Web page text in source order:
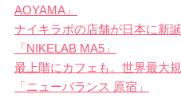
AOYAMA」
ナイキラボの店舗が日本に新
「NIKELAB MA5」
最上階にカフェも。世界最大
「ニューバランス 原宿」